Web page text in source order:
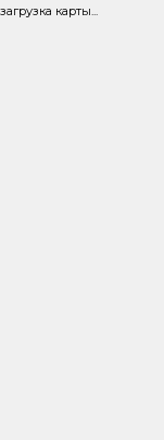
загрузка карты...